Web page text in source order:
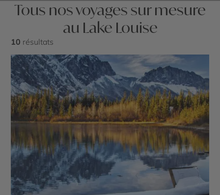
Tous nos voyages sur mesure
au Lake Louise
10 résultats